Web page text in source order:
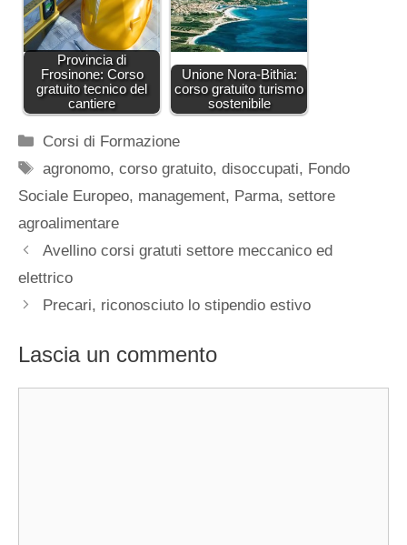
Provincia di
Frosinone: Corso
gratuito tecnico del
cantiere
Unione Nora-Bithia:
corso gratuito turismo
sostenibile
Categorie
Corsi di Formazione
Tag
agronomo,corso gratuito,disoccupati, Fondo
Sociale Europeo, management, Parma, settore
agroalimentare
Avellino corsi gratuti settore meccanico ed
elettrico
Precari, riconosciuto lo stipendio estivo
Lascia un commento